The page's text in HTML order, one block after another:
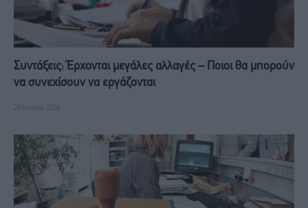
Συντάξεις: Έρχονται μεγάλες αλλαγές – Ποιοι θα μπορούν
να συνεχίσουν να εργάζονται
29 Ιουλίου, 2026